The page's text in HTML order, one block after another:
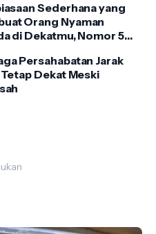
Sederhana yang
Orang Nyaman
di Dekatmu, Nomor 5
Diabaikan!
Persahabatan Jarak
Tetap Dekat Meski